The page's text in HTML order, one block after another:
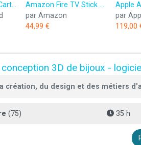
HP 305, Pack de 2 Cartouches d’Encre Originales, 6ZD17AE, Noir, Cyan, Jaune, Magenta
Amazon Fire TV Stick HD (Nouvelle génération) | TV gratuite et en direct, télécommande vocale Alexa, contrôle de la maison connectée, streaming HD
par Amazon
44,99 €
par
119,00
3D de bijoux -
création, du design et des métiers
(75) 35 h